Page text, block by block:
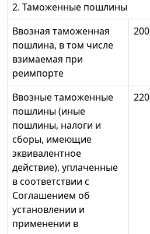
2. Таможенные пошлины
Ввозная таможенная
пошлина, в том числе
взимаемая при
реимпорте
200
Ввозные таможенные
пошлины (иные
пошлины, налоги и
сборы, имеющие
эквивалентное
действие), уплаченные
в соответствии с
Соглашением об
установлении и
применении в
220